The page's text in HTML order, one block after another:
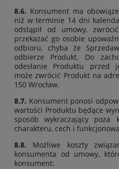
8.6. Konsument ma
niż w terminie 14 dni
odstąpił od umowy,
przekazać go osobie
odbioru, chyba że
odbierze Produkt. Do
odesłanie Produktu przed
może zwrócić Produkt na
150 Wrocław.
8.7. Konsument ponosi
wartości Produktu będące
sposób wykraczający poza
charakteru, cech i
8.8. Możliwe koszty
konsumenta od umowy,
konsument: